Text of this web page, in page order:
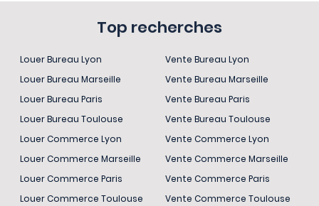
Top recherches
Louer Bureau Lyon
Louer Bureau Marseille
Louer Bureau Paris
Louer Bureau Toulouse
Louer Commerce Lyon
Louer Commerce Marseille
Louer Commerce Paris
Louer Commerce Toulouse
Vente Bureau Lyon
Vente Bureau Marseille
Vente Bureau Paris
Vente Bureau Toulouse
Vente Commerce Lyon
Vente Commerce Marseille
Vente Commerce Paris
Vente Commerce Toulouse